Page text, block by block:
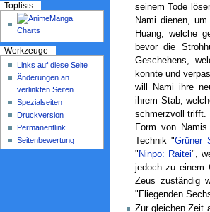
seinem Tode
Nami dienen,
Huang, welche
bevor die
Geschehens,
konnte und
will Nami ihre
ihrem Stab,
schmerzvoll trifft.
Form von
Technik "Grüner
" Ninpo: Raitei",
jedoch zu einem
Zeus zuständig
"Fliegenden
Zur gleichen Zeit
Toplists
Werkzeuge
Links auf diese Seite
Änderungen an
verlinkten Seiten
Spezialseiten
Druckversion
Permanentlink
Seitenbewertung